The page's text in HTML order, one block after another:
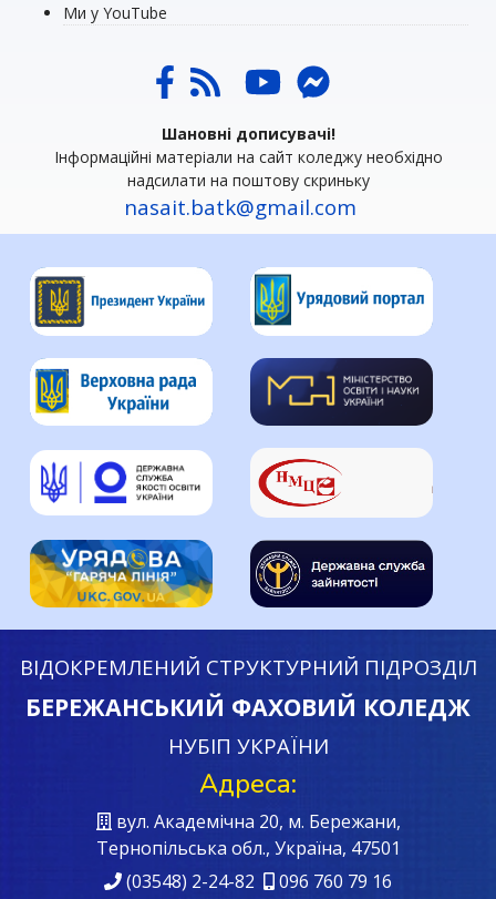
Ми у YouTube
Шановні дописувачі!
Інформаційні матеріали на сайт коледжу необхідно
надсилати на поштову скриньку
nasait.batk@gmail.com
ВІДОКРЕМЛЕНИЙ СТРУКТУРНИЙ ПІДРОЗДІЛ
БЕРЕЖАНСЬКИЙ ФАХОВИЙ КОЛЕДЖ
НУБІП УКРАЇНИ
Адреса:
вул. Академічна 20, м. Бережани,
Тернопільська обл., Україна, 47501
(03548) 2-24-82
096 760 79 16